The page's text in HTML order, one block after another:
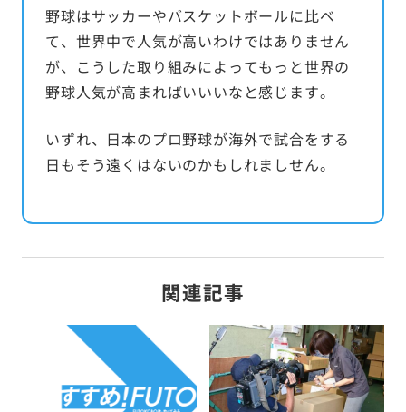
野球はサッカーやバスケットボールに比べ
て、世界中で人気が高いわけではありません
が、こうした取り組みによってもっと世界の
野球人気が高まればいいいなと感じます。
いずれ、日本のプロ野球が海外で試合をする
日もそう遠くはないのかもしれましせん。
関連記事